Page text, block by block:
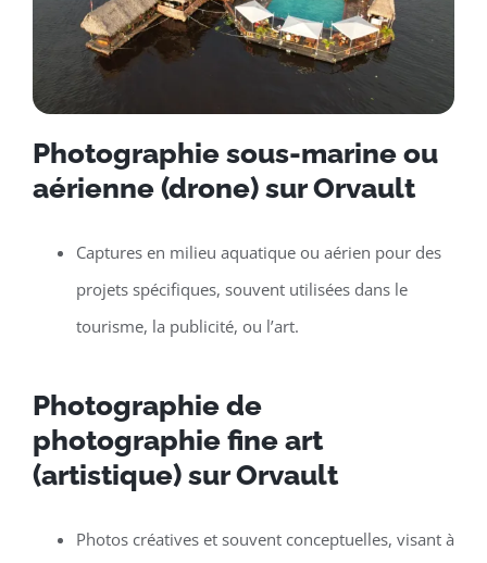
Photographie sous-marine ou
aérienne (drone) sur Orvault
Captures en milieu aquatique ou aérien pour des
projets spécifiques, souvent utilisées dans le
tourisme, la publicité, ou l’art.
Photographie de
photographie fine art
(artistique) sur Orvault
Photos créatives et souvent conceptuelles, visant à